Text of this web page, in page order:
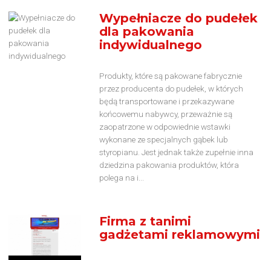
Wypełniacze do pudełek
dla pakowania
indywidualnego
Produkty, które są pakowane fabrycznie
przez producenta do pudełek, w których
będą transportowane i przekazywane
końcowemu nabywcy, przeważnie są
zaopatrzone w odpowiednie wstawki
wykonane ze specjalnych gąbek lub
styropianu. Jest jednak także zupełnie inna
dziedzina pakowania produktów, która
polega na i...
Firma z tanimi
gadżetami reklamowymi